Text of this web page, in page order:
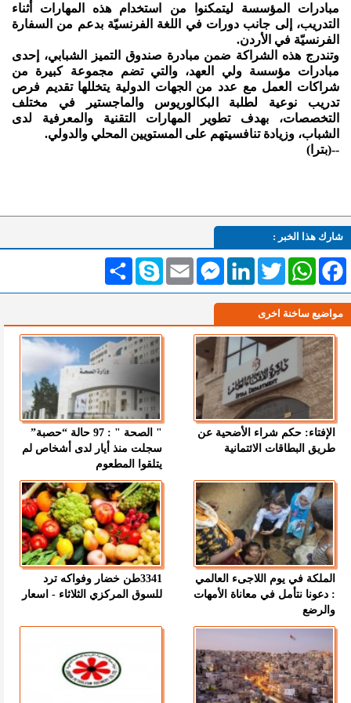
مبادرات المؤسسة ليتمكنوا من استخدام هذه المهارات أثناء
التدريب، إلى جانب دورات في اللغة الفرنسيّة بدعم من السفارة
الفرنسيّة في الأردن.
وتندرج هذه الشراكة ضمن مبادرة صندوق التميز الشبابي، إحدى
مبادرات مؤسسة ولي العهد، والتي تضم مجموعة كبيرة من
شراكات العمل مع عدد من الجهات الدولية يتخللها تقديم فرص
تدريب نوعية لطلبة البكالوريوس والماجستير في مختلف
التخصصات، بهدف تطوير المهارات التقنية والمعرفية لدى
الشباب، وزيادة تنافسيتهم على المستويين المحلي والدولي.
--(بترا)
شارك هذا الخبر :
انشر Skype Email
MessengerLinkedInTwitterWhatsAppFacebook
مواضيع ساخنة اخرى
الإفتاء: حكم شراء الأضحية عن
طريق البطاقات الائتمانية
" الصحة " : 97 حالة “حصبة”
سجلت منذ أيار لدى أشخاص لم
يتلقوا المطعوم
الملكة في يوم اللاجىء العالمي
: دعونا نتأمل في معاناة الأمهات
والرضع
3341طن خضار وفواكه ترد
للسوق المركزي الثلاثاء - اسعار